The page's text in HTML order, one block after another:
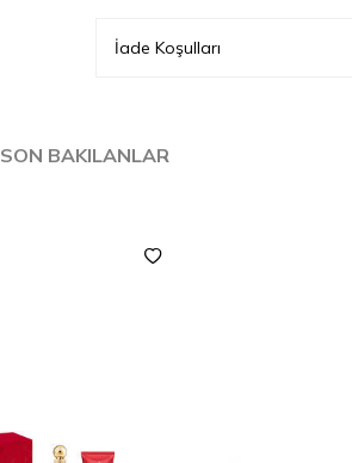
İade Koşulları
SON BAKILANLAR